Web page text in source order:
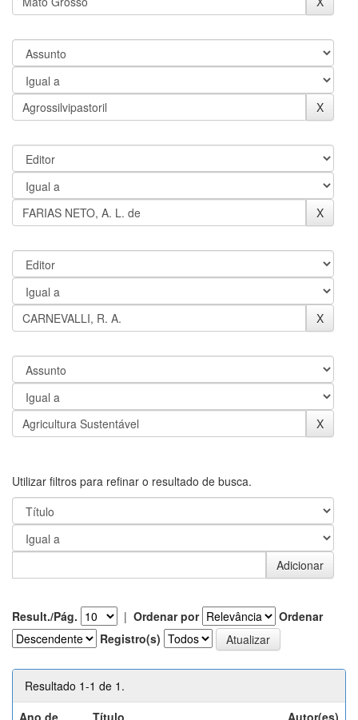
Utilizar filtros para refinar o resultado de busca.
Result./Pág. | Ordenar por
Ordenar
Registro(s)
Resultado 1-1 de 1.
Ano de
Título Autor(es)